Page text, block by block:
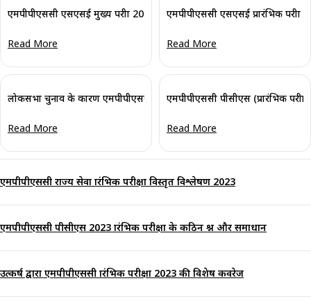
एमपीपीएससी एसएसई मुख्य परीक्षा 2026 कार्यक्रम जारी: आवेदन एवं परीक्षा तिथियां
Read More
एमपीपीएससी एसएसई प्रारंभिक
Read More
लोकसभा चुनाव के कारण एमपीपीएससी प्रारंभिक परीक्षा 2024 स्थगित; विवरण जानें
Read More
एमपीपीएससी पीसीएस (प्रारंभिक
Read More
एमपीपीएससी राज्य सेवा प्रारंभिक परीक्षा विस्तृत विश्लेषण 2023
एमपीपीएससी पीसीएस 2023 प्रारंभिक परीक्षा के कठिन प्रश्न और समाधान
उत्कर्ष द्वारा एमपीपीएससी प्रारंभिक परीक्षा 2023 की विशेष कवरेज